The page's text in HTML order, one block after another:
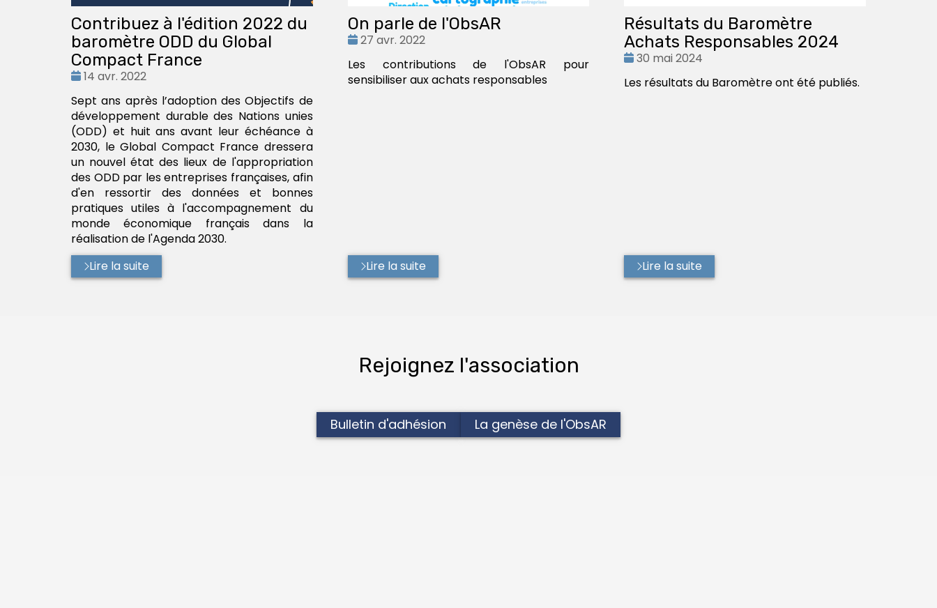
Contribuez à l'édition 2022 du
baromètre ODD du Global
Compact France
Date
14 avr. 2022
Sept ans après l’adoption des Objectifs de
développement durable des Nations unies
(ODD) et huit ans avant leur échéance à
2030, le Global Compact France dressera
un nouvel état des lieux de l'appropriation
des ODD par les entreprises françaises, afin
d'en ressortir des données et bonnes
pratiques utiles à l'accompagnement du
monde économique français dans la
réalisation de l'Agenda 2030.
Lire la suite
On parle de l'ObsAR
Date
27 avr. 2022
Les contributions de l'ObsAR pour
sensibiliser aux achats responsables
Lire la suite
Résultats du Baromètre
Achats Responsables 2024
Date
30 mai 2024
Les résultats du Baromètre ont été publiés.
Lire la suite
Rejoignez l'association
Bulletin d'adhésion La genèse de l'ObsAR